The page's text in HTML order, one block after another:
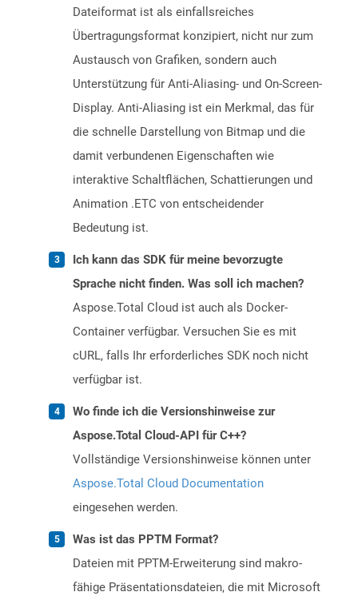
Dateiformat ist als einfallsreiches
Übertragungsformat konzipiert, nicht nur zum
Austausch von Grafiken, sondern auch
Unterstützung für Anti-Aliasing- und On-Screen-
Display. Anti-Aliasing ist ein Merkmal, das für
die schnelle Darstellung von Bitmap und die
damit verbundenen Eigenschaften wie
interaktive Schaltflächen, Schattierungen und
Animation .ETC von entscheidender
Bedeutung ist.
Ich kann das SDK für meine bevorzugte
Sprache nicht finden. Was soll ich machen?
Aspose.Total Cloud ist auch als Docker-
Container verfügbar. Versuchen Sie es mit
cURL, falls Ihr erforderliches SDK noch nicht
verfügbar ist.
Wo finde ich die Versionshinweise zur
Aspose.Total Cloud-API für C++?
Vollständige Versionshinweise können unter
Aspose.Total Cloud Documentation
eingesehen werden.
Was ist das PPTM Format?
Dateien mit PPTM-Erweiterung sind makro-
fähige Präsentationsdateien, die mit Microsoft